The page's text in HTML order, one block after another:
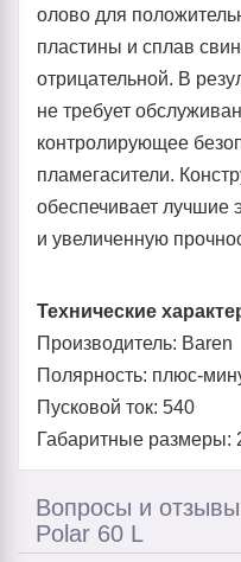
олово для
пластины и сплав
отрицательной. В
не требует
контролирующее
пламегасители.
обеспечивает лучшие
и увеличенную
Технические
Производитель: Baren
Полярность: плюс-
Пусковой ток: 540
Габаритные размеры:
Вопросы и
Polar 60 L